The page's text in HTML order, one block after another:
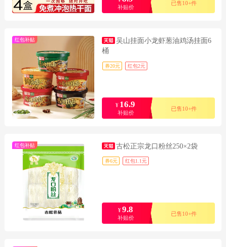
补贴价
已售10+件
红包补贴
吴山挂面小龙虾葱油鸡汤挂面6
桶
券20元 红包2元
¥ 16.9
补贴价
已售10+件
红包补贴 古松正宗龙口粉丝250×2袋
券6元 红包1.1元
¥9.8
补贴价
已售10+件